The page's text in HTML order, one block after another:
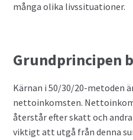
många olika livssituationer.
Grundprincipen
Kärnan i 50/30/20-metoden
nettoinkomsten.
återstår efter skatt och
viktigt att utgå från denna